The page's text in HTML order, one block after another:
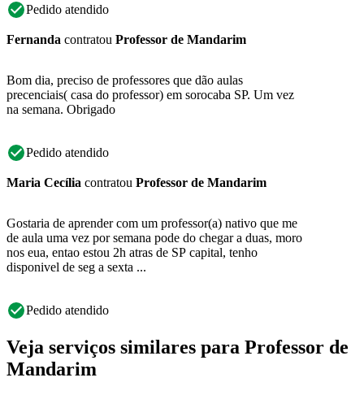
Pedido atendido
Fernanda contratou Professor de Mandarim
Bom dia, preciso de professores que dão aulas
precenciais( casa do professor) em sorocaba SP. Um vez
na semana. Obrigado
Pedido atendido
Maria Cecília contratou Professor de Mandarim
Gostaria de aprender com um professor(a) nativo que me
de aula uma vez por semana pode do chegar a duas, moro
nos eua, entao estou 2h atras de SP capital, tenho
disponivel de seg a sexta ...
Pedido atendido
Veja serviços similares para Professor de
Mandarim